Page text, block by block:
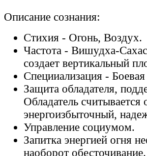
Описание сознания:
Стихия - Огонь, Воздух.
Частота - Вишудха-
создает вертикальный
Специиализация -
Защита обладателя,
Обладатель
энергоизбыточный,
Управление социумом.
Запитка энергией огня
наоборот обесточивание.